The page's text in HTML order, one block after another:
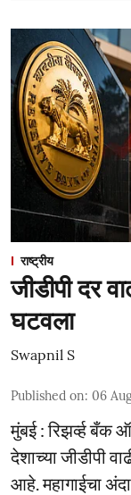
राष्ट्रीय
जीडीपी दर
घटवला
Swapnil S
Published on: 06
मुंबई : रिझर्व्ह बँक
देशाच्या जीडीपी
आहे. महागाईचा